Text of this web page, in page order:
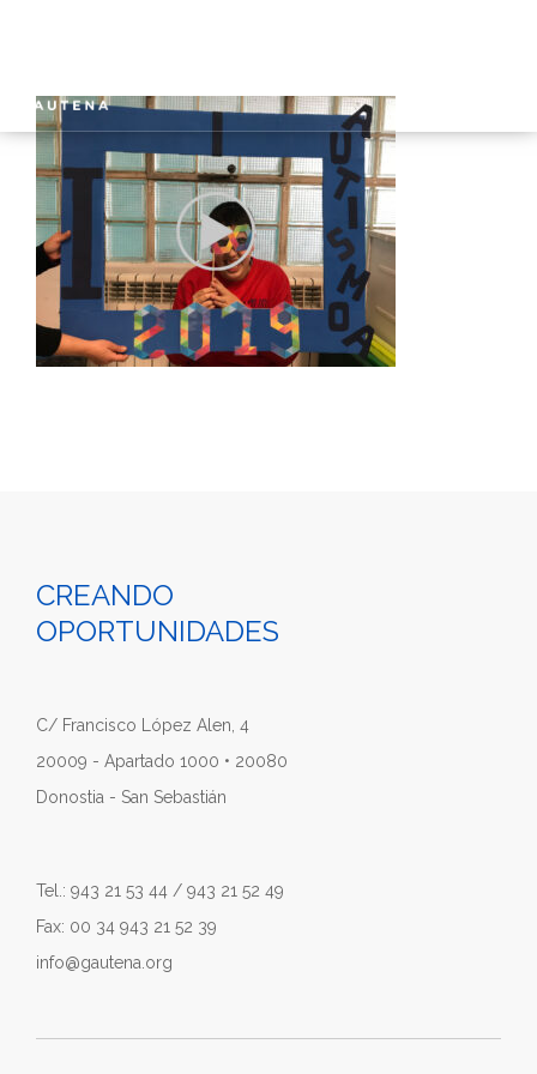
INICIO
GAUTENA
AUTISMO
COMUNICACIÓN
SERVICIOS
NOTICIAS
CREANDO
OPORTUNIDADES
C/ Francisco López Alen, 4
20009 - Apartado 1000 • 20080
Donostia - San Sebastián
Tel.: 943 21 53 44 / 943 21 52 49
Fax: 00 34 943 21 52 39
info@gautena.org